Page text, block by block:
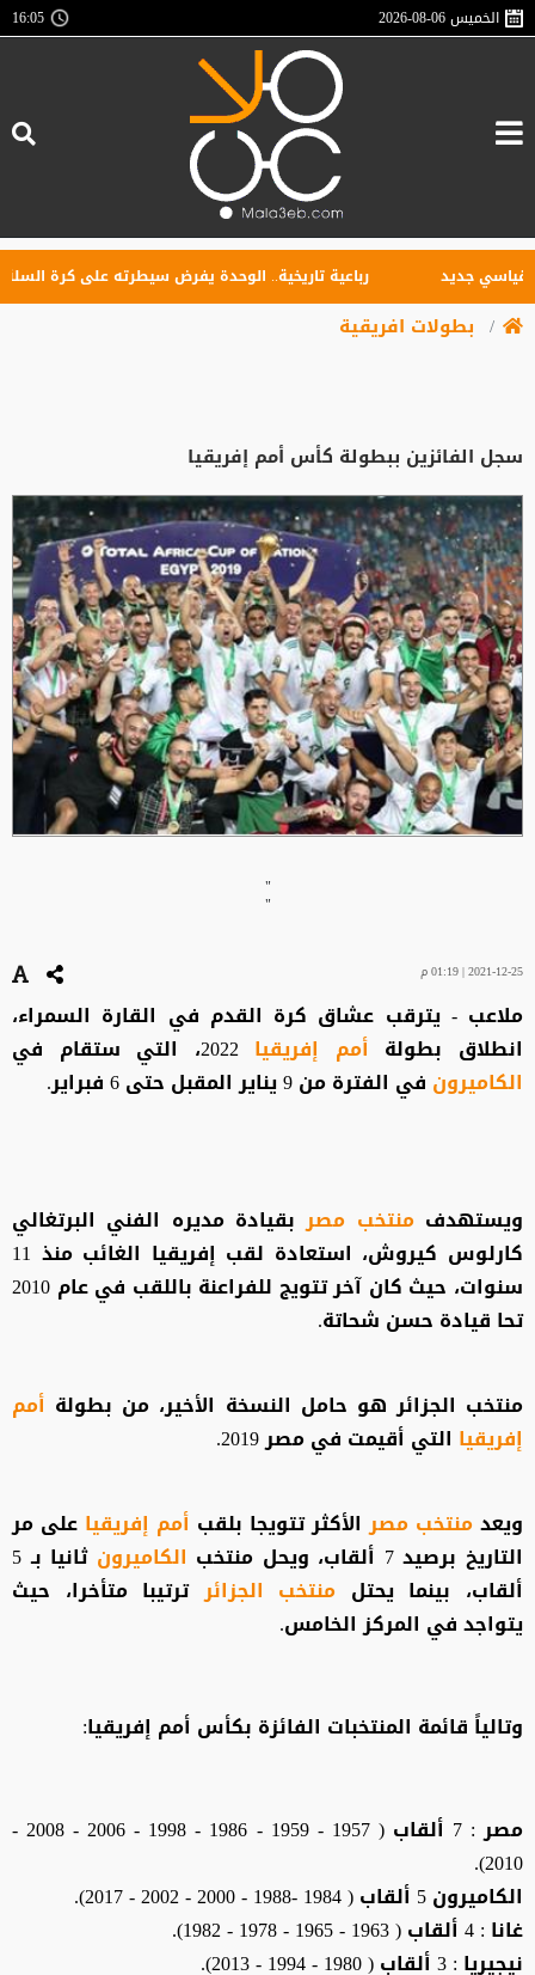
الخميس2026-08-06
16:05
رباعية تاريخية.. الوحدة يفرض سيطرته على كرة السلة
بطولات افريقية
سجل الفائزين ببطولة كأس أمم إفريقيا
"
"
2021-12-25 | 01:19 م
ملاعب - يترقب عشاق كرة القدم في القارة السمراء،
انطلاق بطولة أمم إفريقيا2022، التي ستقام في
الكاميرون في الفترة من 9 يناير المقبل حتى 6 فبراير.
ويستهدف منتخب مصر بقيادة مديره الفني البرتغالي
كارلوس كيروش، استعادة لقب إفريقيا الغائب منذ 11
سنوات، حيث كان آخر تتويج للفراعنة باللقب في عام 2010
تحا قيادة حسن شحاتة.
منتخب الجزائر هو حامل النسخة الأخير، من بطولة أمم
إفريقيا التي أقيمت في مصر 2019.
ويعدمنتخب مصر الأكثر تتويجا بلقب أمم إفريقيا على مر
التاريخ برصيد 7 ألقاب، ويحل منتخب
الكاميرون
ثانيا بـ 5
ألقاب، بينما يحتل منتخب الجزائرترتيبا متأخرا، حيث
يتواجد في المركز الخامس.
وتالياً قائمة المنتخبات الفائزة بكأس أمم إفريقيا:
مصر : 7 ألقاب ( 1957 - 1959 - 1986 - 1998 - 2006 - 2008 -
2010).
الكاميرون 5 ألقاب ( 1984 -1988 - 2000 - 2002 - 2017).
غانا : 4 ألقاب ( 1963 - 1965 - 1978 - 1982).
نيجيريا : 3 ألقاب ( 1980 - 1994 - 2013).